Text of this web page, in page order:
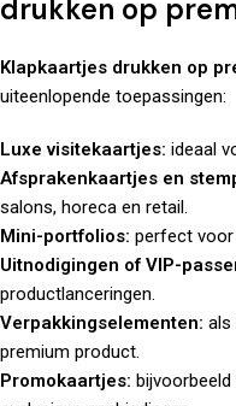
drukken op
Klapkaartjes drukken op
uiteenlopende toepassingen:
Luxe visitekaartjes: ideaal
Afsprakenkaartjes en
salons, horeca en retail.
Mini-portfolios: perfect
Uitnodigingen of VIP-
productlanceringen.
Verpakkingselementen: als
premium product.
Promokaartjes: